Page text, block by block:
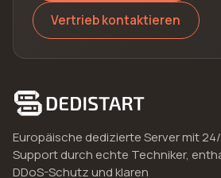
Vertrieb kontaktieren
Europäische dedizierte Server mit
Support durch echte Techniker,
DDoS-Schutz und klaren